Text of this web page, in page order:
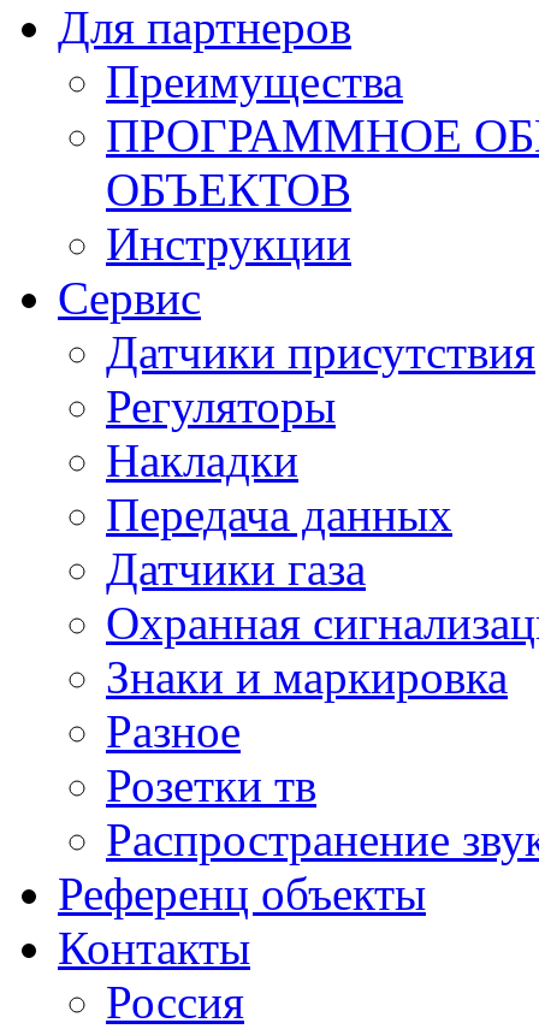
Для партнеров
Преимущества
ПРОГРАММНОЕ
ОБЪЕКТОВ
Инструкции
Сервис
Датчики присутствия
Регуляторы
Накладки
Передача данных
Датчики газа
Охранная
Знаки и маркировка
Разное
Розетки тв
Распространение
Референц объекты
Контакты
Россия